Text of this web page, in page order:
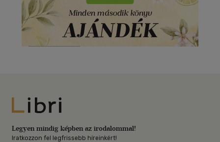
Libri
Legyen mindig képben az irodalommal!
Iratkozzon fel legfrissebb híreinkért!